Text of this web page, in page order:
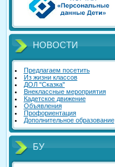
НОВОСТИ
Предлагаем посетить
Из жизни классов
ДОЛ "Сказка"
Внеклассные мероприятия
Кадетское движение
Объявления
Профориентация
Дополнительное образование
БУ